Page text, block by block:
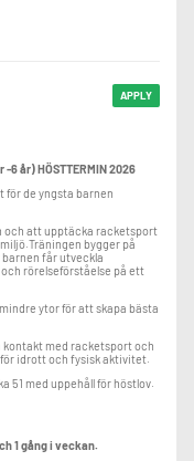
APPLY
år) HÖSTTERMIN 2026
för de yngsta barnen
och att upptäcka racketsport
bygger på
barnen får utveckla
rörelseförståelse på ett
ytor för att skapa bästa
kontakt med racketsport och
idrott och fysisk aktivitet.
51 med uppehåll för höstlov.
1 gång i veckan.